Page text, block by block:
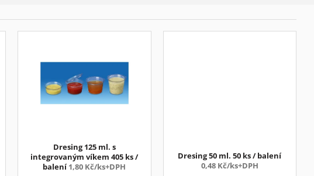
Dresing 125 ml. s
integrovaným víkem 405 ks /
balení1,80 Kč/ks+DPH
Dresing 50 ml. 50 ks / balení
0,48 Kč/ks+DPH